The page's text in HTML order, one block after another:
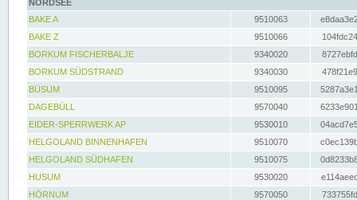
NORDSEE
BAKE A
9510063
BAKE Z
9510066
BORKUM FISCHERBALJE
9340020
BORKUM SÜDSTRAND
9340030
BÜSUM
9510095
DAGEBÜLL
9570040
EIDER-SPERRWERK AP
9530010
HELGOLAND BINNENHAFEN
9510070
HELGOLAND SÜDHAFEN
9510075
HUSUM
9530020
HÖRNUM
9570050